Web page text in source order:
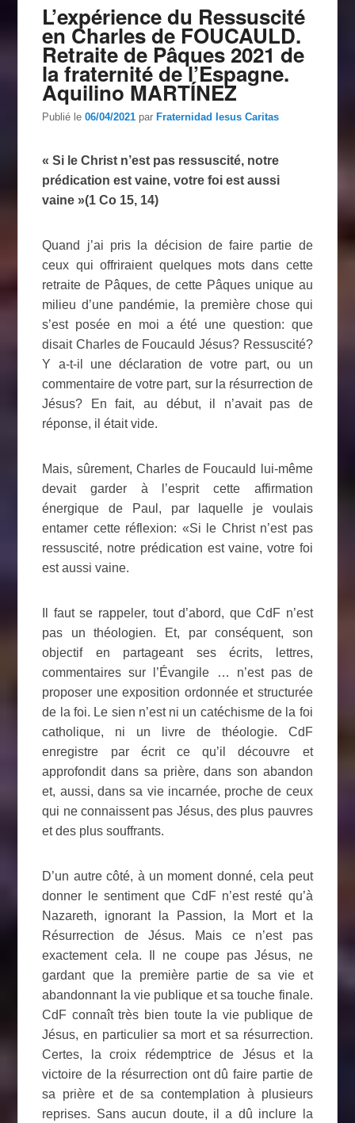
L’expérience du Ressuscité
en Charles de FOUCAULD.
Retraite de Pâques 2021 de
la fraternité de l’Espagne.
Aquilino MARTÍNEZ
Publié le06/04/2021 parFraternidad Iesus Caritas
« Si le Christ n’est pas ressuscité, notre
prédication est vaine, votre foi est aussi
vaine »(1 Co 15, 14)
Quand j’ai pris la décision de faire partie de
ceux qui offriraient quelques mots dans cette
retraite de Pâques, de cette Pâques unique au
milieu d’une pandémie, la première chose qui
s’est posée en moi a été une question: que
disait Charles de Foucauld Jésus? Ressuscité?
Y a-t-il une déclaration de votre part, ou un
commentaire de votre part, sur la résurrection de
Jésus? En fait, au début, il n’avait pas de
réponse, il était vide.
Mais, sûrement, Charles de Foucauld lui-même
devait garder à l’esprit cette affirmation
énergique de Paul, par laquelle je voulais
entamer cette réflexion: «Si le Christ n’est pas
ressuscité, notre prédication est vaine, votre foi
est aussi vaine.
Il faut se rappeler, tout d’abord, que CdF n’est
pas un théologien. Et, par conséquent, son
objectif en partageant ses écrits, lettres,
commentaires sur l’Évangile … n’est pas de
proposer une exposition ordonnée et structurée
de la foi. Le sien n’est ni un catéchisme de la foi
catholique, ni un livre de théologie. CdF
enregistre par écrit ce qu’il découvre et
approfondit dans sa prière, dans son abandon
et, aussi, dans sa vie incarnée, proche de ceux
qui ne connaissent pas Jésus, des plus pauvres
et des plus souffrants.
D’un autre côté, à un moment donné, cela peut
donner le sentiment que CdF n’est resté qu’à
Nazareth, ignorant la Passion, la Mort et la
Résurrection de Jésus. Mais ce n’est pas
exactement cela. Il ne coupe pas Jésus, ne
gardant que la première partie de sa vie et
abandonnant la vie publique et sa touche finale.
CdF connaît très bien toute la vie publique de
Jésus, en particulier sa mort et sa résurrection.
Certes, la croix rédemptrice de Jésus et la
victoire de la résurrection ont dû faire partie de
sa prière et de sa contemplation à plusieurs
reprises. Sans aucun doute, il a dû inclure la